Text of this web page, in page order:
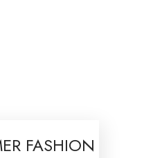
FASHION